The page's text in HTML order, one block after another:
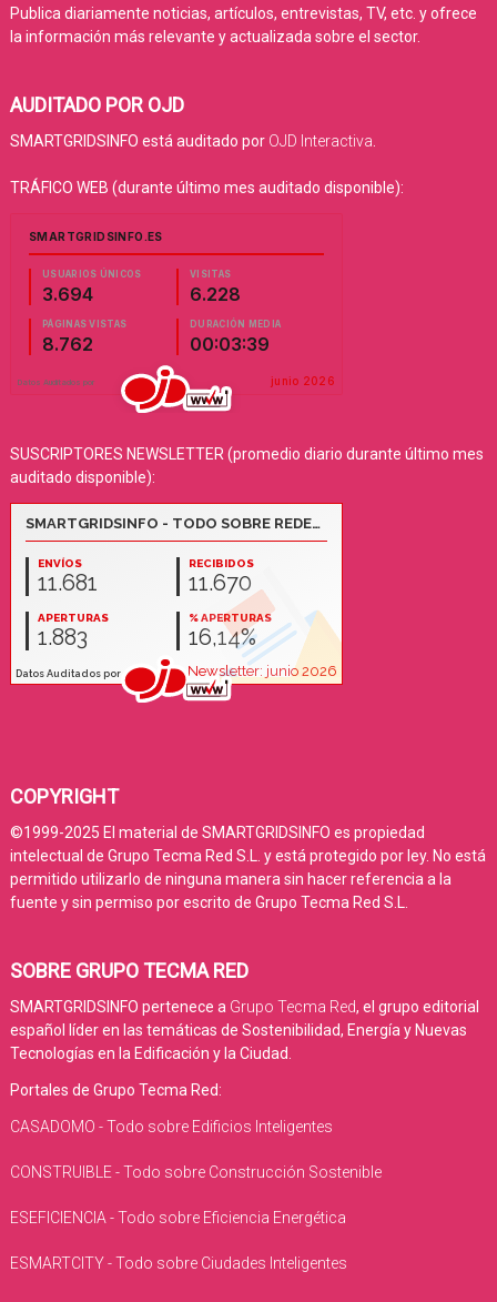
Publica diariamente noticias, artículos, entrevistas, TV, etc. y ofrece
la información más relevante y actualizada sobre el sector.
AUDITADO POR OJD
SMARTGRIDSINFO está auditado por OJD Interactiva
TRÁFICO WEB (durante último mes auditado disponible):
SUSCRIPTORES NEWSLETTER (promedio diario durante último mes
auditado disponible):
COPYRIGHT
©1999-2025 El material de SMARTGRIDSINFO es propiedad
intelectual de Grupo Tecma Red S.L. y está protegido por ley. No está
permitido utilizarlo de ninguna manera sin hacer referencia a la
fuente y sin permiso por escrito de Grupo Tecma Red S.L.
SOBRE GRUPO TECMA RED
SMARTGRIDSINFO pertenece a Grupo Tecma Red, el grupo editorial
español líder en las temáticas de Sostenibilidad, Energía y Nuevas
Tecnologías en la Edificación y la Ciudad.
Portales de Grupo Tecma Red:
CASADOMO - Todo sobre Edificios Inteligentes
CONSTRUIBLE - Todo sobre Construcción Sostenible
ESEFICIENCIA - Todo sobre Eficiencia Energética
ESMARTCITY - Todo sobre Ciudades Inteligentes